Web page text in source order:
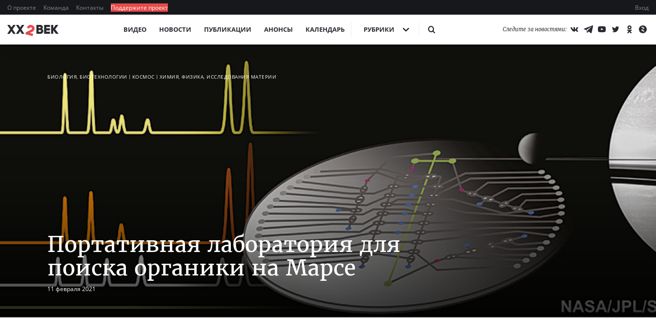
О проекте Команда Контакты Поддержите проект Вход
ВИДЕО НОВОСТИ ПУБЛИКАЦИИ АНОНСЫ КАЛЕНДАРЬ РУБРИКИ Следите за новостями:
БИОЛОГИЯ, БИОТЕХНОЛОГИИ КОСМОС ХИМИЯ, ФИЗИКА, ИССЛЕДОВАНИЯ МАТЕРИИ
Портативная лаборатория для
поиска органики на Марсе
11 февраля 2021